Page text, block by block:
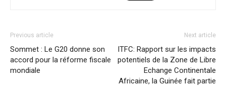
Previous article
Sommet : Le G20 donne son
accord pour la réforme fiscale
mondiale
Next article
ITFC: Rapport sur les impacts
potentiels de la Zone de Libre
Echange Continentale
Africaine, la Guinée fait partie